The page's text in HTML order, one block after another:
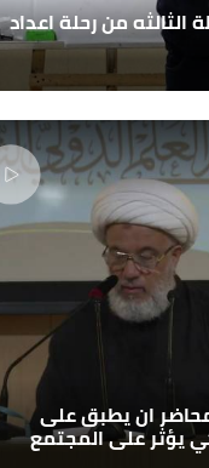
الثالثه من رحلة اعداد
ان يطبق على
يؤثر على المجتمع